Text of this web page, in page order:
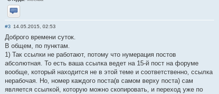
Отправить личное сообщение
#3 14.05.2015, 02:53
Доброго времени суток.
В общем, по пунктам.
1) Так ссылки не работают, потому что нумерация постов
абсолютная. То есть ваша ссылка ведет на 15-й пост на форуме
вообще, который находится не в этой теме и соответственно, ссылка
нерабочая. Но, номер каждого поста(в самом верху поста) сам
является ссылкой, которую можно скопировать, и переход уже по